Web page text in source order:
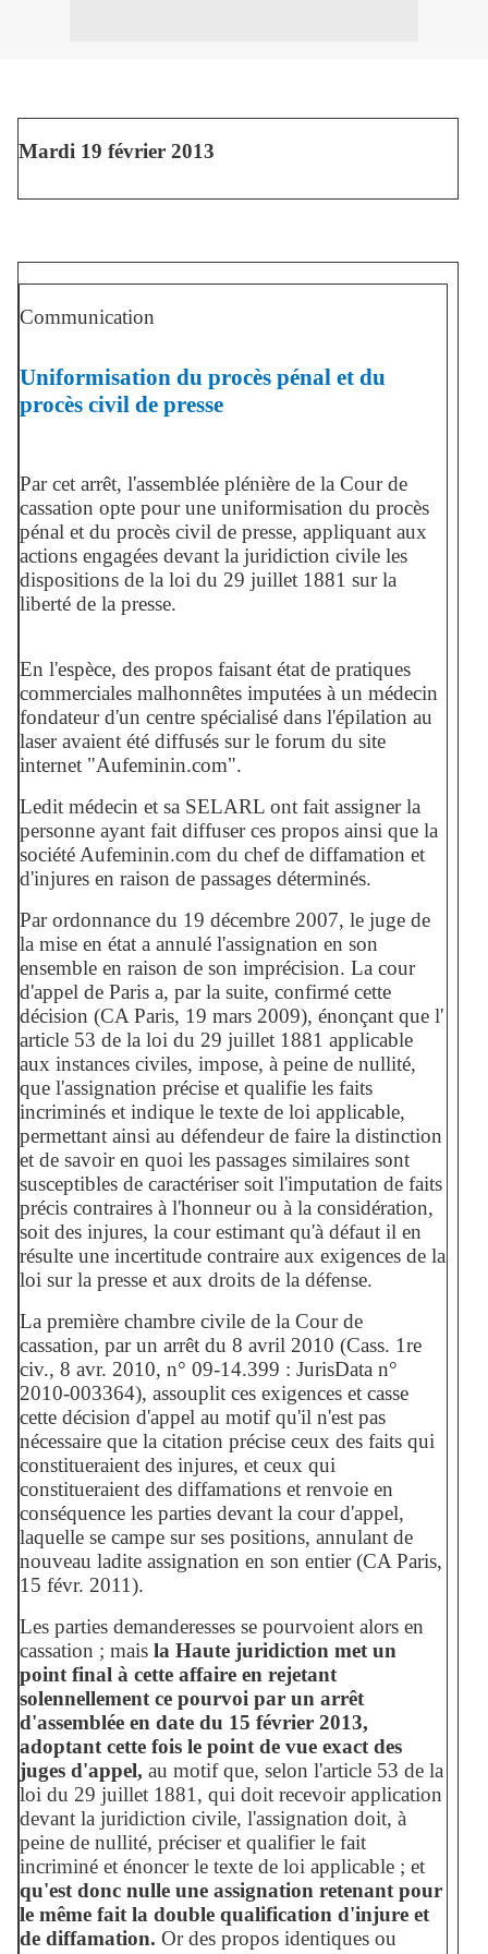
Mardi 19 février 2013
Communication
Uniformisation du procès pénal et du
procès civil de presse
Par cet arrêt, l'assemblée plénière de la Cour de
cassation opte pour une uniformisation du procès
pénal et du procès civil de presse, appliquant aux
actions engagées devant la juridiction civile les
dispositions de la loi du 29 juillet 1881 sur la
liberté de la presse.
En l'espèce, des propos faisant état de pratiques
commerciales malhonnêtes imputées à un médecin
fondateur d'un centre spécialisé dans l'épilation au
laser avaient été diffusés sur le forum du site
internet "Aufeminin.com".
Ledit médecin et sa SELARL ont fait assigner la
personne ayant fait diffuser ces propos ainsi que la
société Aufeminin.com du chef de diffamation et
d'injures en raison de passages déterminés.
Par ordonnance du 19 décembre 2007, le juge de
la mise en état a annulé l'assignation en son
ensemble en raison de son imprécision. La cour
d'appel de Paris a, par la suite, confirmé cette
décision (CA Paris, 19 mars 2009), énonçant que l'
article 53 de la loi du 29 juillet 1881 applicable
aux instances civiles, impose, à peine de nullité,
que l'assignation précise et qualifie les faits
incriminés et indique le texte de loi applicable,
permettant ainsi au défendeur de faire la distinction
et de savoir en quoi les passages similaires sont
susceptibles de caractériser soit l'imputation de faits
précis contraires à l'honneur ou à la considération,
soit des injures, la cour estimant qu'à défaut il en
résulte une incertitude contraire aux exigences de la
loi sur la presse et aux droits de la défense.
La première chambre civile de la Cour de
cassation, par un arrêt du 8 avril 2010 (Cass. 1re
civ., 8 avr. 2010, n° 09-14.399 : JurisData n°
2010-003364), assouplit ces exigences et casse
cette décision d'appel au motif qu'il n'est pas
nécessaire que la citation précise ceux des faits qui
constitueraient des injures, et ceux qui
constitueraient des diffamations et renvoie en
conséquence les parties devant la cour d'appel,
laquelle se campe sur ses positions, annulant de
nouveau ladite assignation en son entier (CA Paris,
15 févr. 2011).
Les parties demanderesses se pourvoient alors en
cassation ; mais la Haute juridiction met un
point final à cette affaire en rejetant
solennellement ce pourvoi par un arrêt
d'assemblée en date du 15 février 2013,
adoptant cette fois le point de vue exact des
juges d'appel, au motif que, selon l'article 53 de la
loi du 29 juillet 1881, qui doit recevoir application
devant la juridiction civile, l'assignation doit, à
peine de nullité, préciser et qualifier le fait
incriminé et énoncer le texte de loi applicable ; et
qu'est donc nulle une assignation retenant pour
le même fait la double qualification d'injure et
de diffamation. Or des propos identiques ou